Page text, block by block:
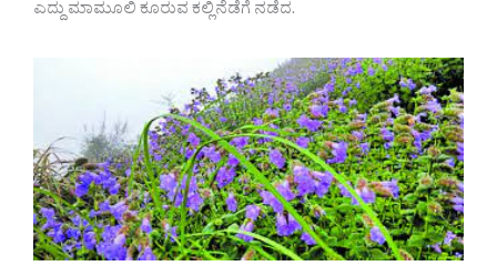
ಎದ್ದು ಮಾಮೂಲಿ ಕೂರುವ ಕಲ್ಲಿನೆಡೆಗೆ ನಡೆದ.